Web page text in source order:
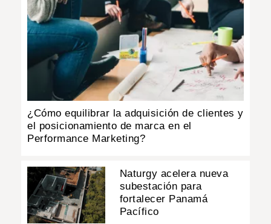
¿Cómo equilibrar la adquisición de clientes y
el posicionamiento de marca en el
Performance Marketing?
Naturgy acelera nueva
subestación para
fortalecer Panamá
Pacífico